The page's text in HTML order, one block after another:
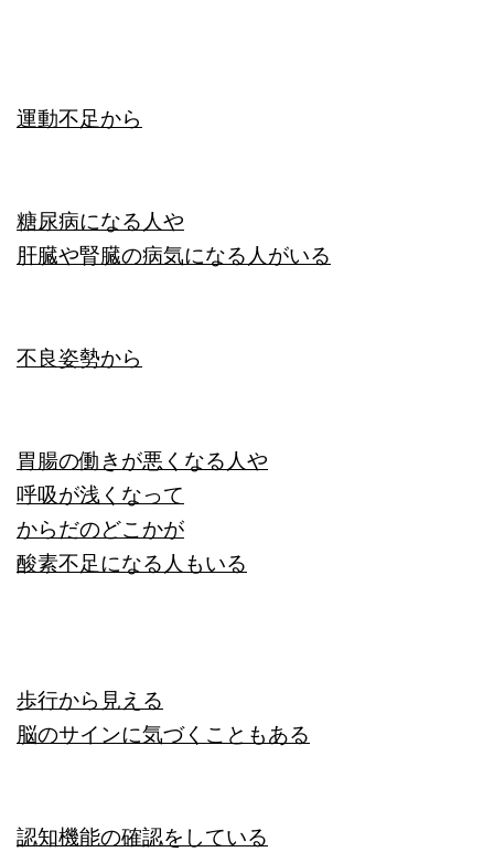
運動不足から
糖尿病になる人や
肝臓や腎臓の病気になる人がいる
不良姿勢から
胃腸の働きが悪くなる人や
呼吸が浅くなって
からだのどこかが
酸素不足になる人もいる
歩行から見える
脳のサインに気づくこともある
認知機能の確認をしている